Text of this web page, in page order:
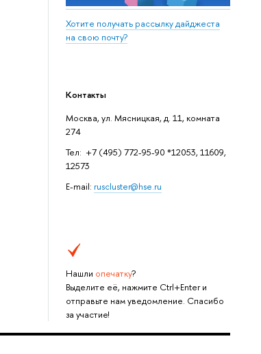
Хотите получать рассылку дайджеста
на свою почту?
Контакты
Москва, ул. Мясницкая, д. 11, комната
274
Тел: +7 (495) 772-95-90 *12053, 11609,
12573
E-mail: ruscluster@hse.ru
Нашли опечатку?
Выделите её, нажмите Ctrl+Enter и
отправьте нам уведомление. Спасибо
за участие!